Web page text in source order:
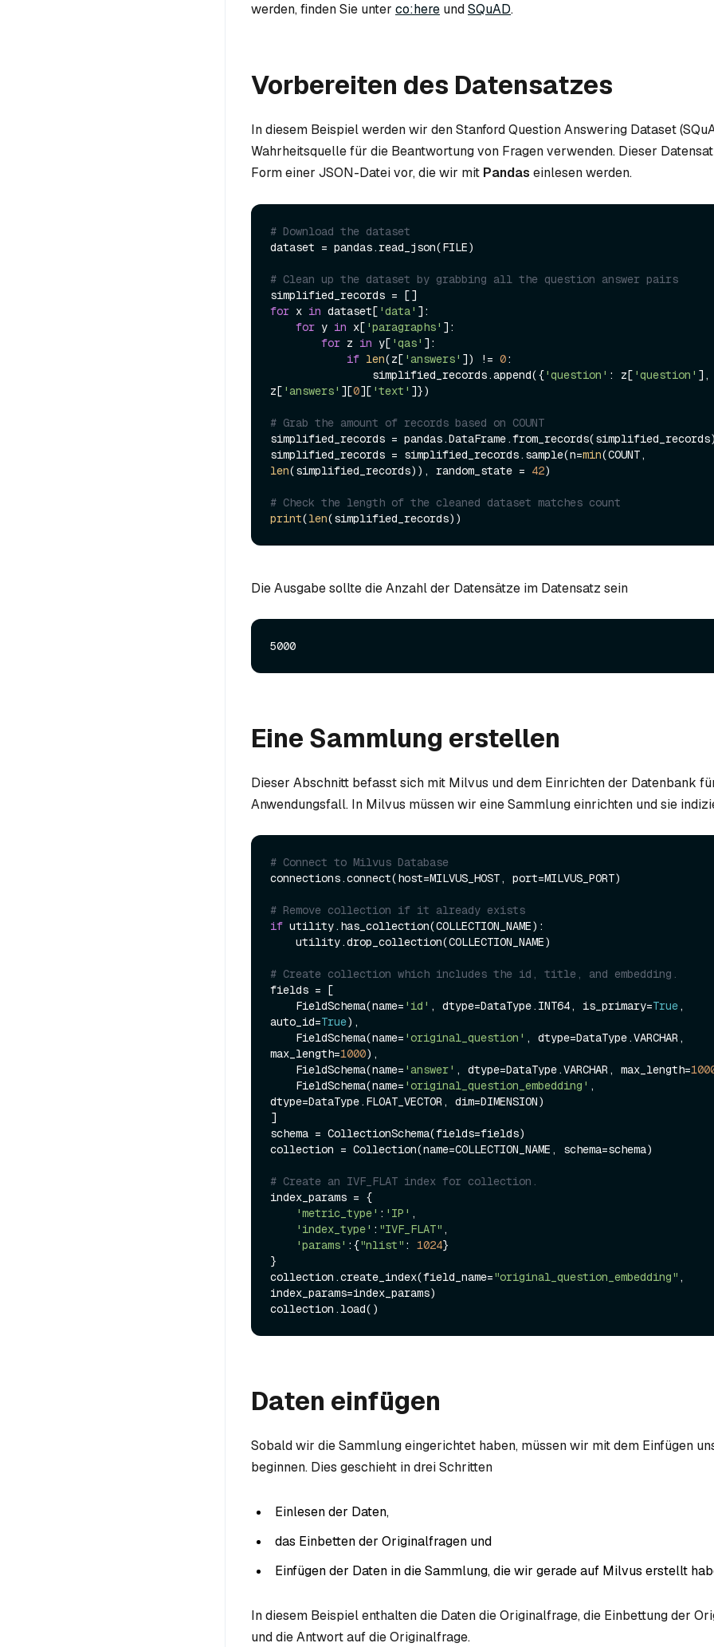
werden, finden Sie unter co:here undSQuAD.
Vorbereiten des Datensatzes
In diesem Beispiel werden wir den Stanford Question Answering Dataset
Wahrheitsquelle für die Beantwortung von Fragen verwenden. Dieser
Form einer JSON-Datei vor, die wir mit Pandas einlesen werden.
# Download the dataset
dataset = pandas.read_json(FILE)
# Clean up the dataset by grabbing all the question answer pairs
for x in dataset[ 'data' ]:
for y in x[ 'paragraphs' ]:
for z in y[ 'qas' ]:
if len(z[ 'answers' ]) != 0:
                simplified_records.append({
'question' : z[ 'question' ],
z[ 'answers' ][0][ 'text' ]})
# Grab the amount of records based on COUNT
simplified_records = pandas.DataFrame.from_records(simplified_records)
simplified_records = simplified_records.sample(n=min
len(simplified_records)), random_state = 42)
# Check the length of the cleaned dataset matches count
print(len
Die Ausgabe sollte die Anzahl der Datensätze im Datensatz sein
Eine Sammlung erstellen
Dieser Abschnitt befasst sich mit Milvus und dem Einrichten der Datenbank
Anwendungsfall. In Milvus müssen wir eine Sammlung einrichten und sie
# Connect to Milvus Database
connections.connect(host=MILVUS_HOST, port=MILVUS_PORT)
# Remove collection if it already exists
if utility.has_collection(COLLECTION_NAME):
# Create collection which includes the id, title, and embedding.
fields = [
    FieldSchema(name=
'id' , dtype=DataType.INT64, is_primary=True,
auto_id=True),
    FieldSchema(name=
'original_question' , dtype=DataType.VARCHAR,
max_length=1000),
    FieldSchema(name=
'answer' , dtype=DataType.VARCHAR, max_length=
    FieldSchema(name=
'original_question_embedding' ,
dtype=DataType.FLOAT_VECTOR, dim=DIMENSION)
]
schema = CollectionSchema(fields=fields)
collection = Collection(name=COLLECTION_NAME, schema=schema)
# Create an IVF_FLAT index for collection.
index_params = {
'metric_type' : 'IP' ,
'index_type' : "IVF_FLAT" ,
'params' :{"nlist" : 1024}
}
collection.create_index(field_name="original_question_embedding" ,
index_params=index_params)
Daten einfügen
Sobald wir die Sammlung eingerichtet haben, müssen wir mit dem Einfügen
beginnen. Dies geschieht in drei Schritten
Einlesen der Daten,
das Einbetten der Originalfragen und
Einfügen der Daten in die Sammlung, die wir gerade auf Milvus erstellt
In diesem Beispiel enthalten die Daten die Originalfrage, die Einbettung der
und die Antwort auf die Originalfrage.